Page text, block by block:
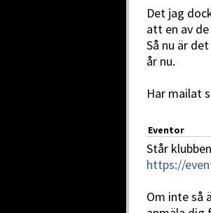
Det jag
att en av
Så nu är
år nu.
Har mailat
Eventor
Står
https://
Om inte så